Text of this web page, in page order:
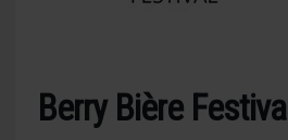
Berry Bière Festival